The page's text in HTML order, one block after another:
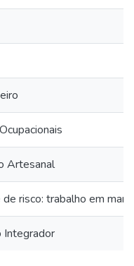
Artesanal
risco: trabalho em
Integrador